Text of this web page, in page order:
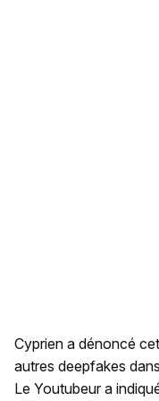
Cyprien a dénoncé
autres deepfakes
Le Youtubeur a